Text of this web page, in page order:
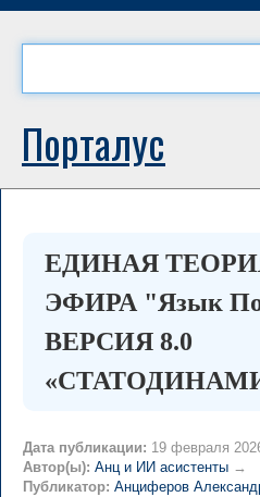
Порталус
ЕДИНАЯ
ЭФИРА "Язык
ВЕРСИЯ 8.0
Дата публикации: 19 февраля
Автор(ы): Анц и ИИ асистенты →
Публикатор: Анциферов